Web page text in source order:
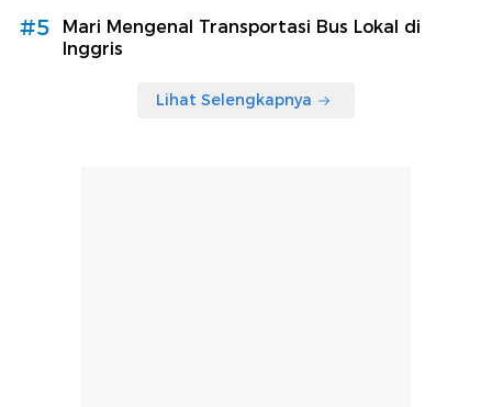
#5
Mari Mengenal Transportasi Bus Lokal di
Inggris
Lihat Selengkapnya